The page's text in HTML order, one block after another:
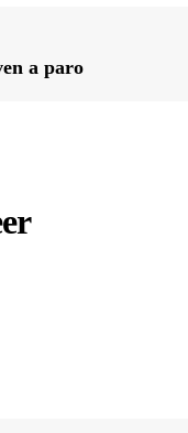
a paro